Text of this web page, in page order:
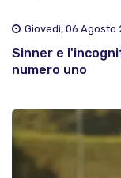
Giovedì, 06 Agosto
Sinner e
numero uno